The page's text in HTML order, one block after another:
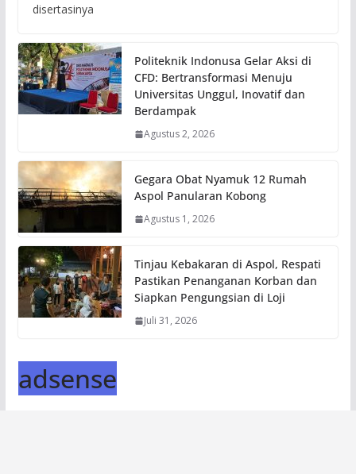
disertasinya
Politeknik Indonusa Gelar Aksi di
CFD: Bertransformasi Menuju
Universitas Unggul, Inovatif dan
Berdampak
Agustus 2, 2026
Gegara Obat Nyamuk 12 Rumah
Aspol Panularan Kobong
Agustus 1, 2026
Tinjau Kebakaran di Aspol, Respati
Pastikan Penanganan Korban dan
Siapkan Pengungsian di Loji
Juli 31, 2026
adsense